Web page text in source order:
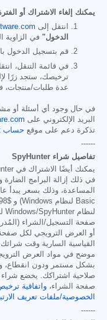
يمكنك إلغاء الاشتراك أو
انتقل إلى
الدخول" في الزاوية
قم بتسجيل الدخول
في قائمة التنقل،
ترخيصك، ستجد زرًا
عدة طلبات/منتجات،
البريد الإلكتروني على
تذكرة دعم على موقع حساب EnigmaSoft الإلكتروني
------
تفاصيل شراء SpyHunter
في ذلك إزالة البرامج
المساعدة، وذلك بسعر يبدأ
Basic لنظام Windows) و
$79.98
صفحة التسجيل/الشراء
أو العرض الترويجي لكل
القياسية السارية وقت
موضح في مواد العرض
بشكل مستمر ودون انقطاع،
صفحة الشراء، واتفاقية
الخصوصية/ملفات تعريف
------